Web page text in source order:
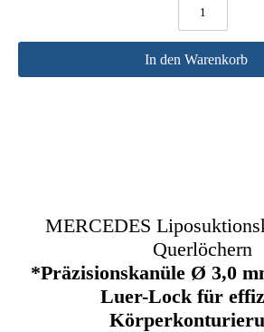
In den Warenkorb
MERCEDES
Querlöchern
*Präzisionskanüle Ø 3,0
Luer-Lock für